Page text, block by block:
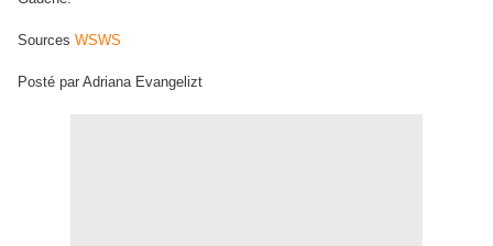
Sources WSWS
Posté par Adriana Evangelizt